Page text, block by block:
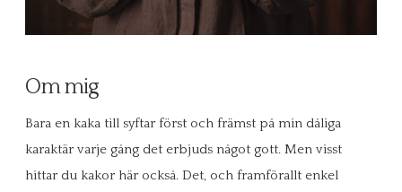
Om mig
Bara en kaka till syftar först och främst på min dåliga
karaktär varje gång det erbjuds något gott. Men visst
hittar du kakor här också. Det, och framförallt enkel